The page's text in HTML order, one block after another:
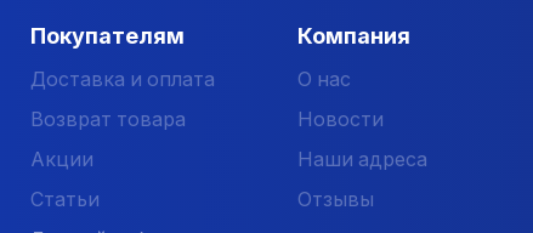
Покупателям
Доставка и оплата
Возврат товара
Акции
Статьи
Компания
О нас
Новости
Наши адреса
Отзывы